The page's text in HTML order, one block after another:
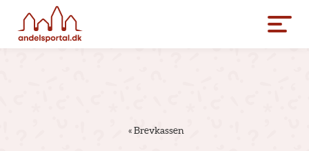
«Brevkassen